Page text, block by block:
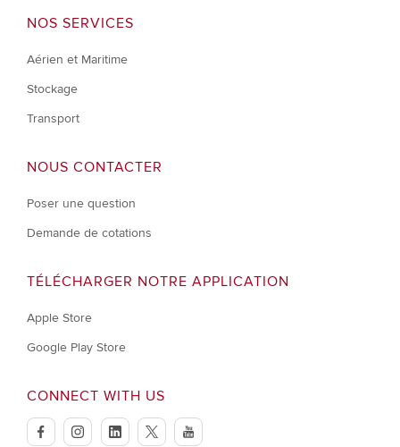
NOS SERVICES
Aérien et Maritime
Stockage
Transport
NOUS CONTACTER
Poser une question
Demande de cotations
TÉLÉCHARGER NOTRE APPLICATION
Apple Store
Google Play Store
CONNECT WITH US
facebookinstagramlinkedintwitteryoutube